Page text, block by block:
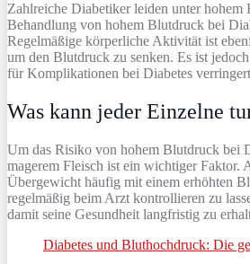
Zahlreiche Diabetiker leiden unter
Behandlung von hohem Blutdruck bei
Regelmäßige körperliche Aktivität ist
um den Blutdruck zu senken. Es ist
für Komplikationen bei Diabetes
Was kann jeder Einzelne
Um das Risiko von hohem Blutdruck bei
magerem Fleisch ist ein wichtiger Faktor.
Übergewicht häufig mit einem erhöhten
regelmäßig beim Arzt kontrollieren zu
damit seine Gesundheit langfristig zu
Diabetes und Bluthochdruck: Die